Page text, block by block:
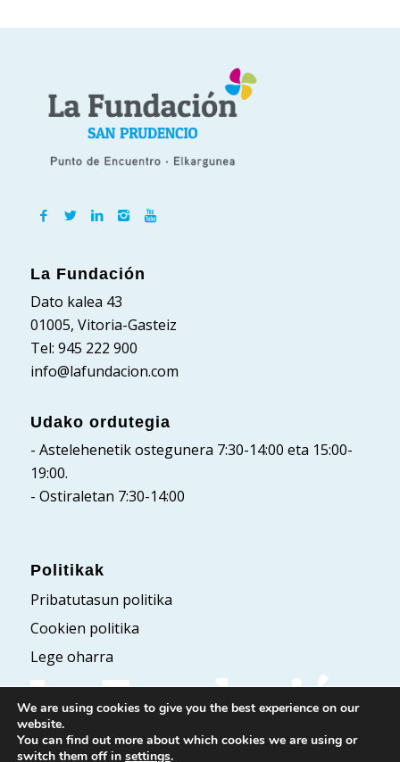
La Fundación
Dato kalea 43
01005, Vitoria-Gasteiz
Tel: 945 222 900
info@lafundacion.com
Udako ordutegia
- Astelehenetik ostegunera 7:30-14:00 eta 15:00-
19:00.
- Ostiraletan 7:30-14:00
Politikak
Pribatutasun politika
Cookien politika
Lege oharra
We are using cookies to give you the best experience on our
website.
You can find out more about which cookies we are using or
switch them off in settings.